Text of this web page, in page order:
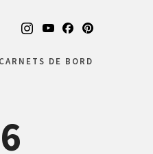
CARNETS DE BORD